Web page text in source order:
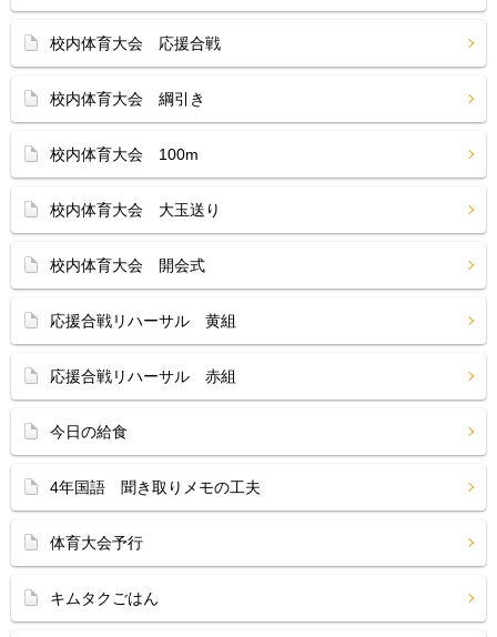
校内体育大会 応援合戦
校内体育大会 綱引き
校内体育大会 100m
校内体育大会 大玉送り
校内体育大会 開会式
応援合戦リハーサル 黄組
応援合戦リハーサル 赤組
今日の給食
4年国語 聞き取りメモの工夫
体育大会予行
キムタクごはん